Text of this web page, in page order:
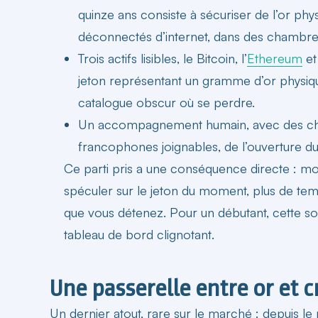
quinze ans consiste à sécuriser de l’or
déconnectés d’internet, dans des
Trois actifs lisibles, le Bitcoin, l’Ethereum
jeton représentant un gramme d’or
catalogue obscur où se perdre.
Un accompagnement humain, avec des
francophones joignables, de l’ouverture
Ce parti pris a une conséquence directe :
spéculer sur le jeton du moment, plus de
que vous détenez. Pour un débutant, cette
tableau de bord clignotant.
Une passerelle entre or et
Un dernier atout, rare sur le marché : depuis